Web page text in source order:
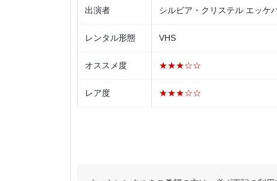
出演者 シルビア・クリステル エッケ
レンタル形態 VHS
オススメ度 ★★★☆☆
レア度 ★★★☆☆